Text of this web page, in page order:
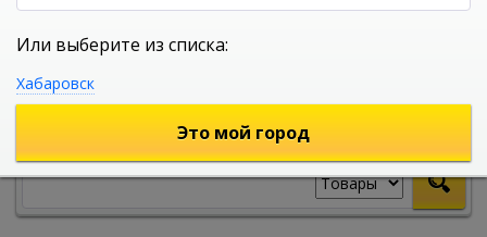
УНИВЕРСАЛЬНЫЙ ИНТЕРНЕТ МАГАЗИН
Или выберите из списка:
Хабаровск
Это мой город